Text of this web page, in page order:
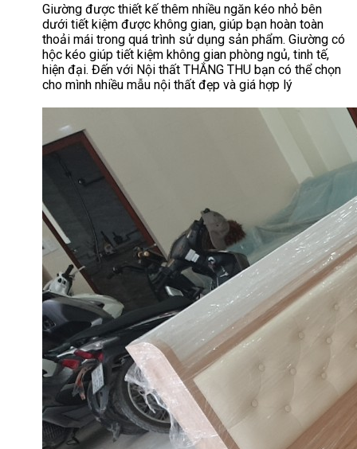
Giường được thiết kế thêm nhiều ngăn kéo nhỏ bên
dưới tiết kiệm được không gian, giúp bạn hoàn toàn
thoải mái trong quá trình sử dụng sản phẩm. Giường có
hộc kéo giúp tiết kiệm không gian phòng ngủ, tinh tế,
hiện đại. Đến với Nội thất THẮNG THU bạn có thể chọn
cho mình nhiều mẫu nội thất đẹp và giá hợp lý